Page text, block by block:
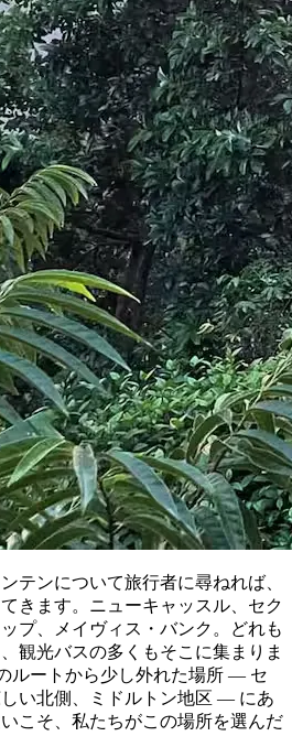
テンについて旅行者に尋ねれば、
きます。ニューキャッスル、セク
プ、メイヴィス・バンク。どれも
観光バスの多くもそこに集まりま
ルートから少し外れた場所 — セ
い北側、ミドルトン地区 — にあ
こそ、私たちがこの場所を選んだ